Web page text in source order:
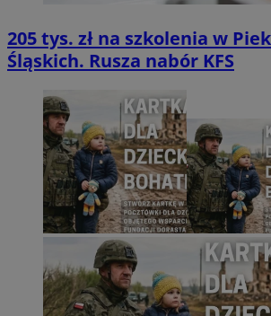
205 tys. zł na szkolenia w
Śląskich. Rusza nabór KFS